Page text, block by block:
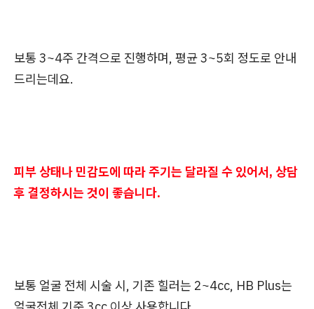
보통 3~4주 간격으로 진행하며, 평균 3~5회 정도로 안내
드리는데요.
피부 상태나 민감도에 따라 주기는 달라질 수 있어서, 상담
후 결정하시는 것이 좋습니다.
보통 얼굴 전체 시술 시, 기존 힐러는 2~4cc, HB Plus는